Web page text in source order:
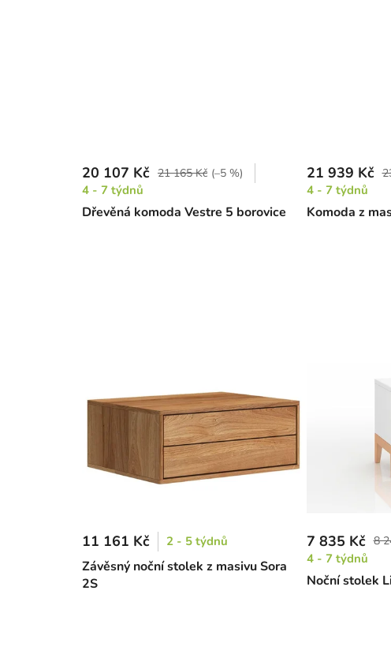
Dřevěná komoda Vestre 5 borovice
20 107 Kč 21 165 Kč (–5 %)
4 - 7 týdnů
Komoda z
21 939 Kč
4 - 7 týdnů
Závěsný noční stolek z masivu Sora
2S
11 161 Kč 2 - 5 týdnů
Noční stolek
7 835 Kč 8
4 - 7 týdnů